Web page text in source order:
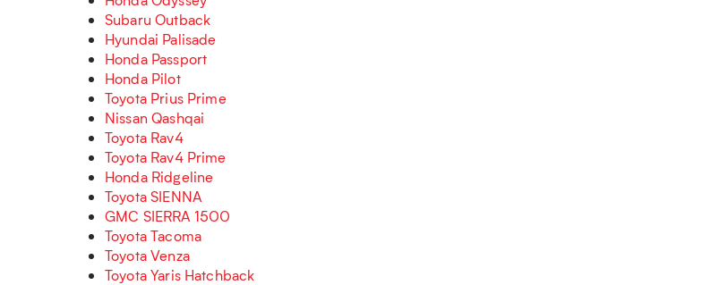
Subaru Outback
Hyundai Palisade
Honda Passport
Honda Pilot
Toyota Prius Prime
Nissan Qashqai
Toyota Rav4
Toyota Rav4 Prime
Honda Ridgeline
Toyota SIENNA
GMC SIERRA 1500
Toyota Tacoma
Toyota Venza
Toyota Yaris Hatchback